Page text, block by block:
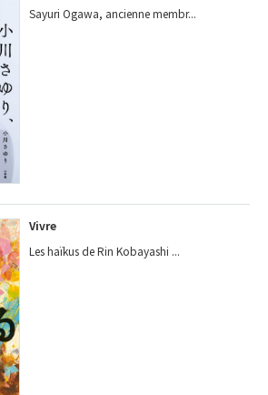
Sayuri Ogawa, ancienne membr...
Vivre
Les haïkus de Rin Kobayashi ...